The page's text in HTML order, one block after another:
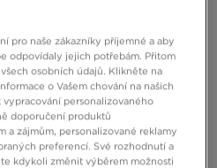
již prozkoumali: podívejte se,
pro basketbalové modely z 80. let,
A to nás přímo vede k
po skončení kariéry na
druhý život jako boty na
z 80. let nonšalantně a
pro naše zákazníky příjemné a aby
odpovídaly jejich potřebám. Přitom
osobních údajů. Klikněte na
o Vašem chování na našich
personalizovaného
doporučení produktů
a zájmům, personalizované reklamy
preferencí. Své rozhodnutí a
kdykoli změnit výběrem možnosti